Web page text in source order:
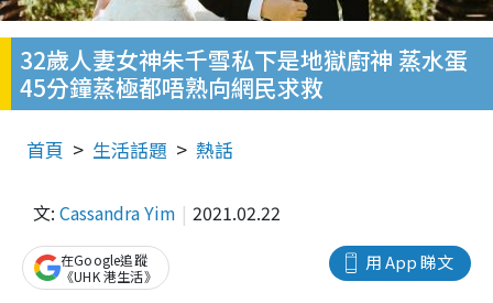
32歲人妻女神朱千雪私下是地獄廚神 蒸水蛋
45分鐘蒸極都唔熟向網民求救
首頁 生活話題 熱話
文: Cassandra Yim 2021.02.22
用 App 睇文
在Google追蹤
《UHK 港生活》